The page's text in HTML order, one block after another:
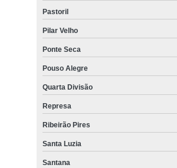
Pastoril
Pilar Velho
Ponte Seca
Pouso Alegre
Quarta Divisão
Represa
Ribeirão Pires
Santa Luzia
Santana